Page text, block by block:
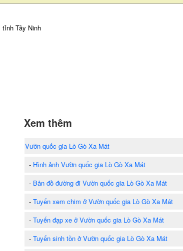
Tây Ninh
Xem thêm
Vườn quốc gia Lò Gò Xa Mát
- Hình ảnh Vườn quốc gia Lò Gò Xa Mát
- Bản đồ đường đi Vườn quốc gia Lò Gò Xa Mát
- Tuyến xem chim ở Vườn quốc gia Lò Gò Xa Mát
- Tuyến đạp xe ở Vườn quốc gia Lò Gò Xa Mát
- Tuyến sinh tồn ở Vườn quốc gia Lò Gò Xa Mát